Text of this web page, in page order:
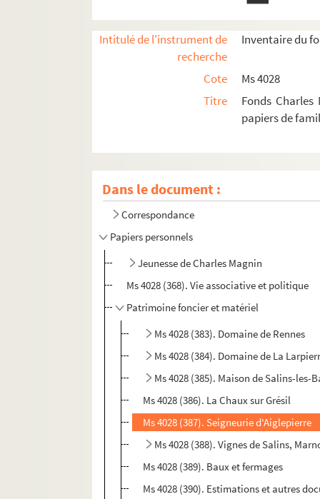
Intitulé de l'instrument de
recherche
Inventaire du
Cote
Ms 4028
Titre
Fonds
papiers de
Dans le document :
Correspondance
Papiers personnels
Jeunesse de Charles Magnin
Ms 4028 (368). Vie associative et politique
Patrimoine foncier et matériel
Ms 4028 (383). Domaine de Rennes
Ms 4028 (384). Domaine de La
Ms 4028 (385). Maison de Salins-les-
Ms 4028 (386). La Chaux sur Grésil
Ms 4028 (387). Seigneurie d'Aiglepierre
Ms 4028 (388). Vignes de Salins,
Ms 4028 (389). Baux et fermages
Ms 4028 (390). Estimations et autres